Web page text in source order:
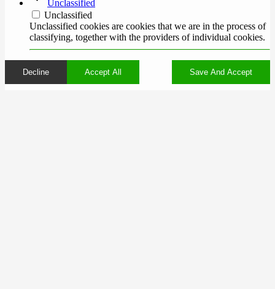
Unclassified
Unclassified
Unclassified cookies are cookies that we are in the process of
classifying, together with the providers of individual cookies.
Decline Accept All Save And Accept